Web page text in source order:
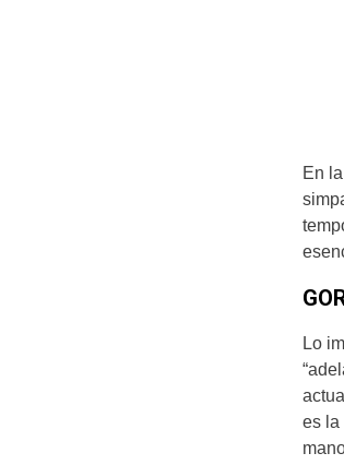
En
Lo
es la